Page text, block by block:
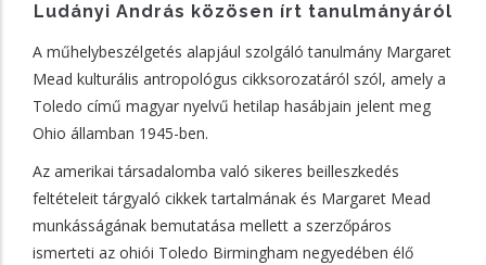
Ludányi András közösen írt tanulmányáról
A műhelybeszélgetés alapjául szolgáló tanulmány Margaret
Mead kulturális antropológus cikksorozatáról szól, amely a
Toledo című magyar nyelvű hetilap hasábjain jelent meg
Ohio államban 1945-ben.
Az amerikai társadalomba való sikeres beilleszkedés
feltételeit tárgyaló cikkek tartalmának és Margaret Mead
munkásságának bemutatása mellett a szerzőpáros
ismerteti az ohiói Toledo Birmingham negyedében élő